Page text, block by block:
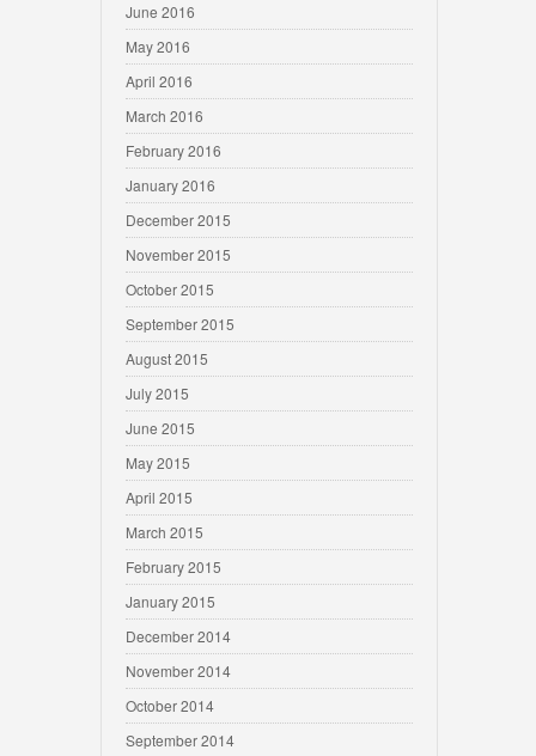
June 2016
May 2016
April 2016
March 2016
February 2016
January 2016
December 2015
November 2015
October 2015
September 2015
August 2015
July 2015
June 2015
May 2015
April 2015
March 2015
February 2015
January 2015
December 2014
November 2014
October 2014
September 2014